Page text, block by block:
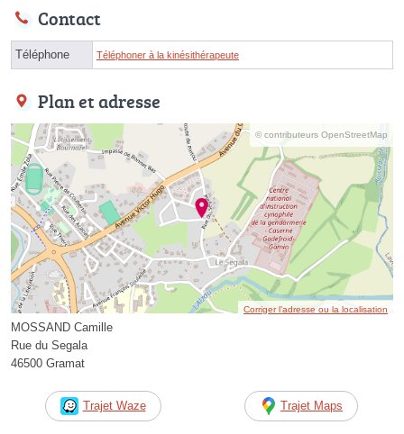
Contact
Téléphone Téléphoner à la kinésithérapeute
Plan et adresse
© contributeurs OpenStreetMap
Corriger l’adresse ou la localisation
MOSSAND Camille
Rue du Segala
46500 Gramat
Trajet Waze Trajet Maps